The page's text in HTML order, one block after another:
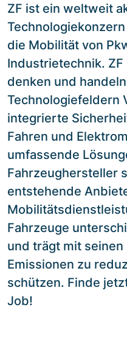
ZF ist ein weltweit
die Mobilität von
Industrietechnik.
denken und
Technologiefeldern
integrierte
Fahren und
umfassende
Fahrzeughersteller
entstehende
Fahrzeuge
und trägt mit
Emissionen zu
schützen. Finde
Job!